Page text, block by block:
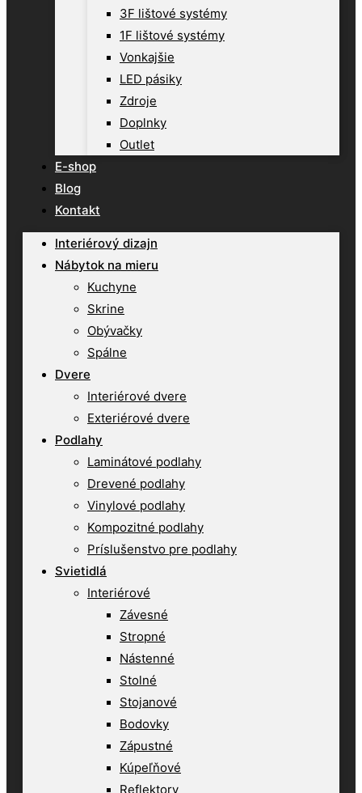
3F lištové systémy
1F lištové systémy
Vonkajšie
LED pásiky
Zdroje
Doplnky
Outlet
E-shop
Blog
Kontakt
Interiérový dizajn
Nábytok na mieru
Kuchyne
Skrine
Obývačky
Spálne
Dvere
Interiérové dvere
Exteriérové dvere
Podlahy
Laminátové podlahy
Drevené podlahy
Vinylové podlahy
Kompozitné podlahy
Príslušenstvo pre podlahy
Svietidlá
Interiérové
Závesné
Stropné
Nástenné
Stolné
Stojanové
Bodovky
Zápustné
Kúpeľňové
Reflektory